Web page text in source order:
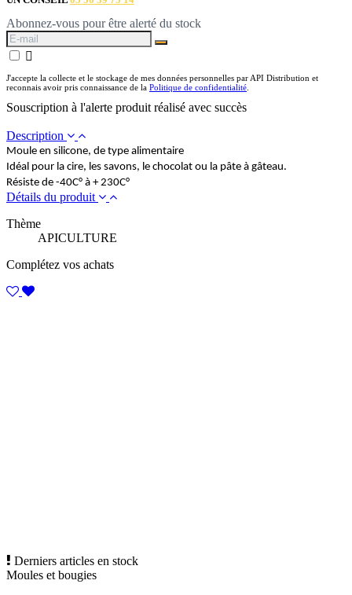
Abonnez-vous pour être alerté du stock

J'accepte la collecte et le stockage de mes données personnelles par API Distribution et
reconnais avoir pris connaissance de la Politique de confidentialité
Souscription à l'alerte produit réalisé avec succès
Description
Moule en silicone, de type alimentaire
Idéal pour la cire, les savons, le chocolat ou la pâte à gâteau.
Résiste de -40C° à + 230C°
Détails du produit
Thème
APICULTURE
Complétez vos achats
Derniers articles en stock
Moules et bougies